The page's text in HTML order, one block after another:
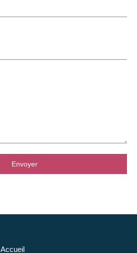
Envoyer
Accueil